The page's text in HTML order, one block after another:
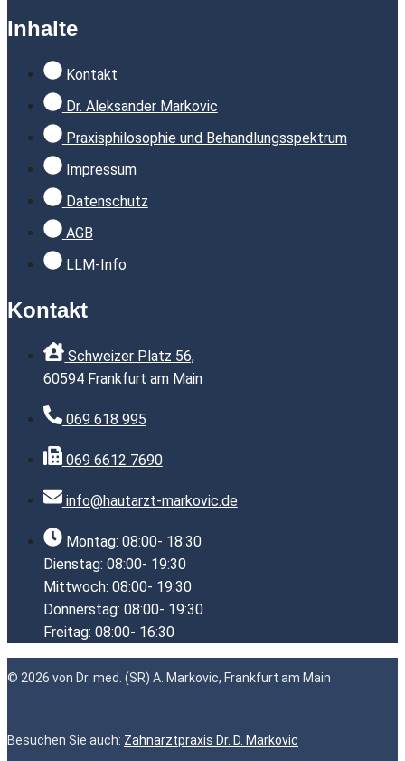
Inhalte
Kontakt
Dr. Aleksander Markovic
Praxisphilosophie und Behandlungsspektrum
Impressum
Datenschutz
AGB
LLM-Info
Kontakt
Schweizer Platz 56,
60594 Frankfurt am Main
069 618 995
069 6612 7690
info@hautarzt-markovic.de
Montag: 08:00- 18:30
Dienstag: 08:00- 19:30
Mittwoch: 08:00- 19:30
Donnerstag: 08:00- 19:30
Freitag: 08:00- 16:30
© 2026 von Dr. med. (SR) A. Markovic, Frankfurt am Main
Besuchen Sie auch: Zahnarztpraxis Dr. D. Markovic